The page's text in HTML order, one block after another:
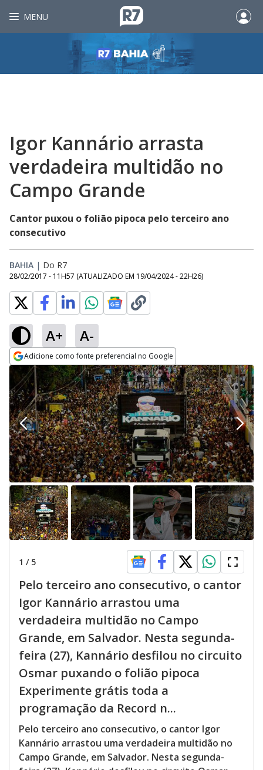
MENU
Igor Kannário arrasta
verdadeira multidão no
Campo Grande
Cantor puxou o folião pipoca pelo terceiro ano
consecutivo
BAHIA | Do R7
28/02/2017 - 11H57 (ATUALIZADO EM 19/04/2024 - 22H26)
A+ A-
Adicione como fonte preferencial no Google
Opens in new window
1 / 5
Pelo terceiro ano consecutivo, o cantor
Igor Kannário arrastou uma
verdadeira multidão no Campo
Grande, em Salvador. Nesta segunda-
feira (27), Kannário desfilou no circuito
Osmar puxando o folião pipoca
Experimente grátis toda a
programação da Record n...
Pelo terceiro ano consecutivo, o cantor Igor
Kannário arrastou uma verdadeira multidão no
Campo Grande, em Salvador. Nesta segunda-